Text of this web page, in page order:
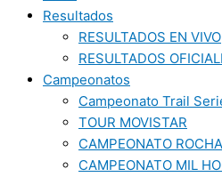
Resultados
RESULTADOS EN VIVO
RESULTADOS
Campeonatos
Campeonato Trail
TOUR MOVISTAR
CAMPEONATO
CAMPEONATO MIL